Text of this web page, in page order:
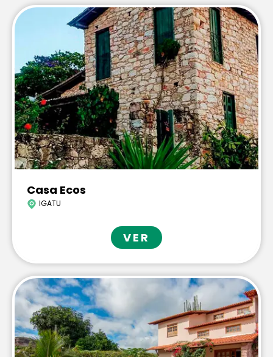
Casa Ecos
IGATU
VER